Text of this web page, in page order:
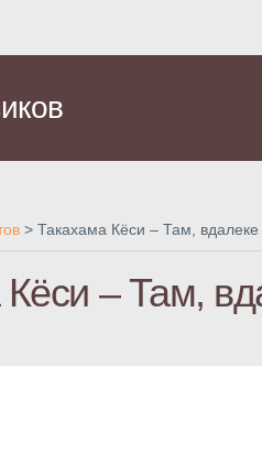
> Такахама Кёси – Там, вдалеке
– Там,